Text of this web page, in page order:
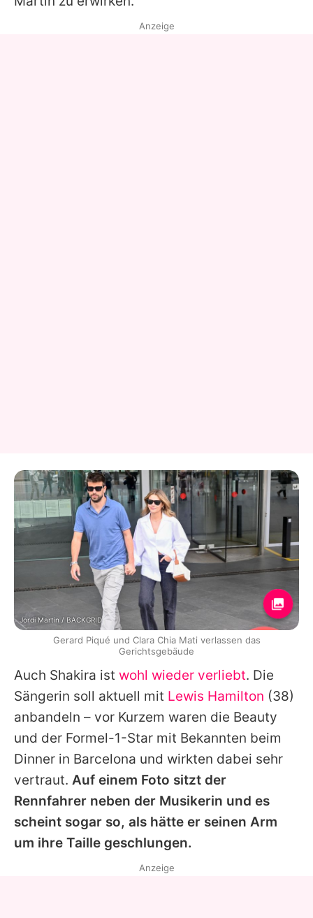
Auch Shakira ist wohl wieder verliebt. Die
Sängerin soll aktuell mit Lewis Hamilton (38)
anbandeln – vor Kurzem waren die Beauty
und der Formel-1-Star mit Bekannten beim
Dinner in Barcelona und wirkten dabei sehr
vertraut. Auf einem Foto sitzt der
Rennfahrer neben der Musikerin und es
scheint sogar so, als hätte er seinen Arm
um ihre Taille geschlungen.
Anzeige
Jordi Martin / BACKGRID
Gerard Piqué und Clara Chia Mati verlassen das
Gerichtsgebäude
Anzeige